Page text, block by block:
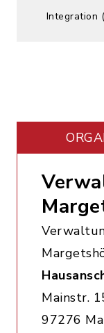
Integration
Mainstr.
97276